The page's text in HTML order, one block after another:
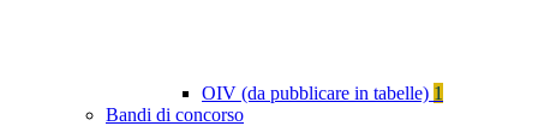
OIV (da pubblicare in tabelle) 1
Bandi di concorso